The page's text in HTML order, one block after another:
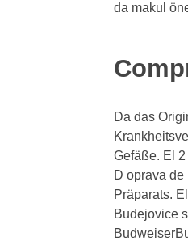
da makul
Da das
Gefäße. El
D oprava
Präparats.
Budejovice